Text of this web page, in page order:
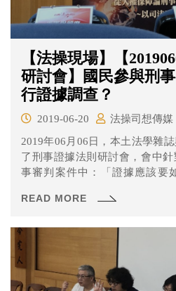
【法操現場】【
研討會】國民參與刑
行證據調查？
2019-06-20
法操司想傳媒
2019年06月06日，本土法學雜
了刑事證據法則研討會，會中
事審判案件中：「證據應該要
READ MORE